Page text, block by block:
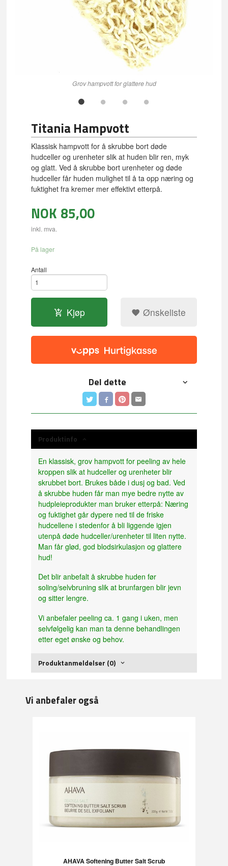
Grov hampvott for glattere hud
Titania Hampvott
Klassisk hampvott for å skrubbe bort døde
hudceller og urenheter slik at huden blir ren, myk
og glatt. Ved å skrubbe bort urenheter og døde
hudceller får huden mulighet til å ta opp næring og
fuktighet fra kremer mer effektivt etterpå.
NOK 85,00
inkl. mva.
På lager
Antall
Kjøp Ønskeliste
Del dette
Produktinfo
En klassisk, grov hampvott for peeling av hele
kroppen slik at hudceller og urenheter blir
skrubbet bort. Brukes både i dusj og bad. Ved
å skrubbe huden får man mye bedre nytte av
hudpleieprodukter man bruker etterpå: Næring
og fuktighet går dypere ned til de friske
hudcellene i stedenfor å bli liggende igjen
utenpå døde hudceller/urenheter til liten nytte.
Man får glød, god blodsirkulasjon og glattere
hud!
Det blir anbefalt å skrubbe huden før
soling/selvbruning slik at brunfargen blir jevn
og sitter lengre.
Vi anbefaler peeling ca. 1 gang i uken, men
selvfølgelig kan man ta denne behandlingen
etter eget ønske og behov.
Produktanmeldelser (0)
Vi anbefaler også
AHAVA Softening Butter Salt Scrub